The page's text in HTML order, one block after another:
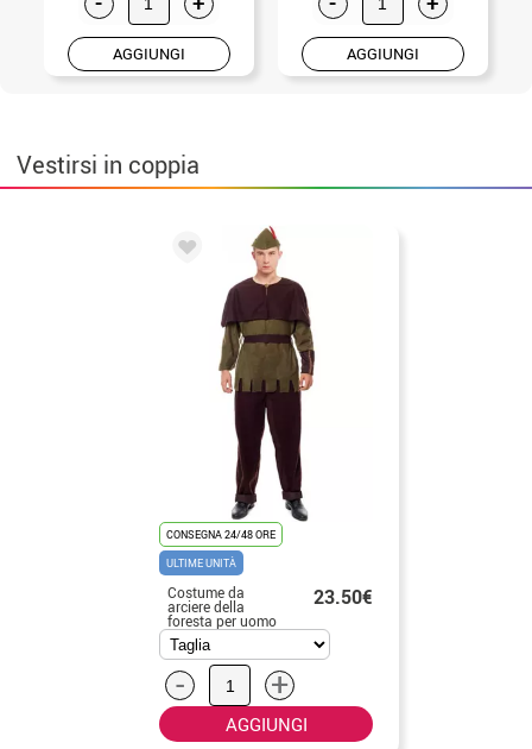
AGGIUNGI AGGIUNGI
Vestirsi in coppia
CONSEGNA 24/48 ORE
ULTIME UNITÀ
Costume da
arciere della
foresta per uomo
23.50€
- +
AGGIUNGI